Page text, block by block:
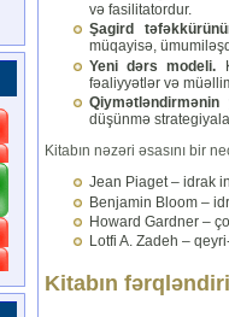
və fasilitatordur.
Şagird
müqayisə,
Yeni dərs modeli.
fəaliyyətlər və
düşünmə
Kitabın nəzəri əsasını bir
Jean Piaget – idrak
Benjamin Bloom –
Howard Gardner –
Lotfi A. Zadeh –
Kitabın